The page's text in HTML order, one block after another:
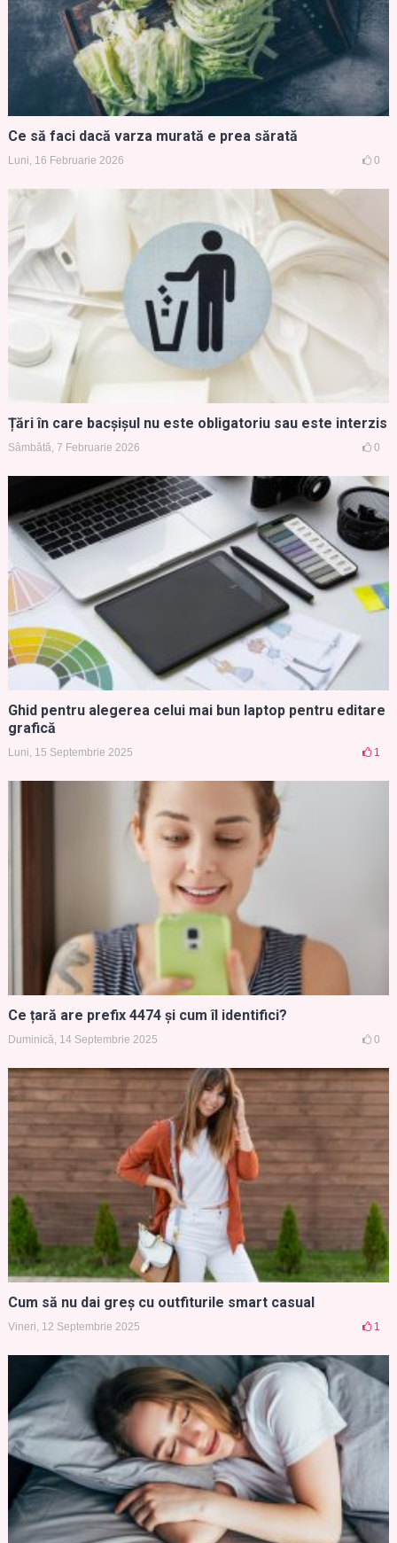
Ce să faci dacă varza murată e prea sărată
Luni, 16 Februarie 2026 0
Țări în care bacșișul nu este obligatoriu sau este interzis
Sâmbătă, 7 Februarie 2026 0
Ghid pentru alegerea celui mai bun laptop pentru editare
grafică
Luni, 15 Septembrie 2025 1
Ce țară are prefix 4474 și cum îl identifici?
Duminică, 14 Septembrie 2025 0
Cum să nu dai greș cu outfiturile smart casual
Vineri, 12 Septembrie 2025 1